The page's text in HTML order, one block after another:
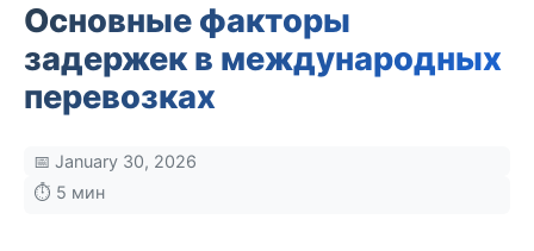
Основные факторы
задержек в международных
перевозках
📅 January 30, 2026
⏱️ 5 мин